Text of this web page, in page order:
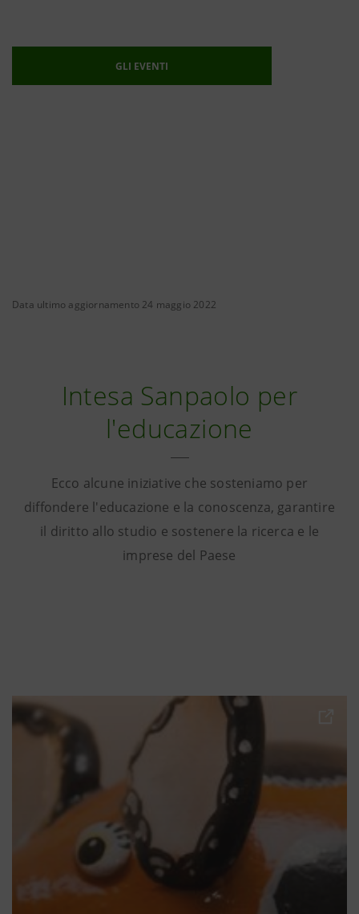
GLI EVENTI
Data ultimo aggiornamento 24 maggio 2022
Intesa Sanpaolo per
l'educazione
Ecco alcune iniziative che sosteniamo per
diffondere l'educazione e la conoscenza, garantire
il diritto allo studio e sostenere la ricerca e le
imprese del Paese